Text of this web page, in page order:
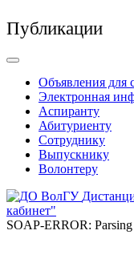
Публикации
Объявления для
Электронная
Аспиранту
Абитуриенту
Сотруднику
Выпускнику
Волонтеру
кабинет"
SOAP-ERROR: